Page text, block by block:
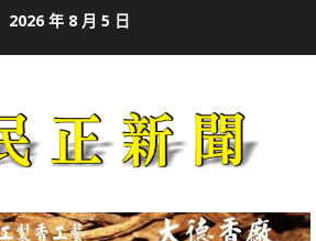
2026 年 8 月 5 日